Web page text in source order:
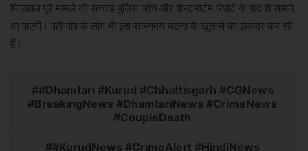
फिलहाल पूरे मामले की सच्चाई पुलिस जांच और पोस्टमार्टम रिपोर्ट के बाद ही सामने
आ पाएगी। वहीं गांव के लोग भी इस रहस्यमय घटना के खुलासे का इंतजार कर रहे
हैं।
#Dhamtari #Kurud #Chhattisgarh #CGNews
#BreakingNews #DhamtariNews #CrimeNews
#CoupleDeath
#KurudNews #CrimeAlert #HindiNews